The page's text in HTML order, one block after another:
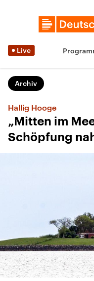
Live
Archiv
Hallig Hooge
„Mitten im
Schöpfung